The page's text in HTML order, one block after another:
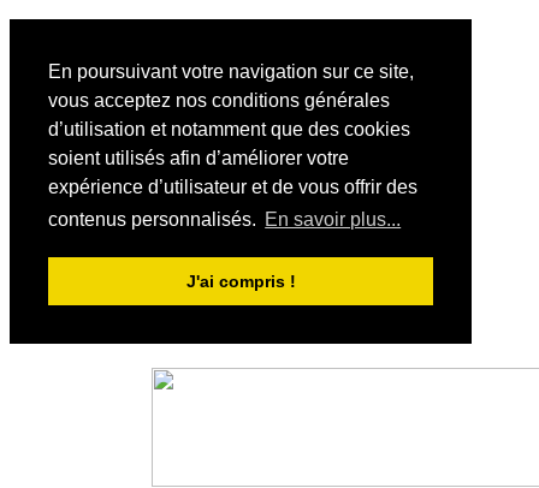
En poursuivant votre navigation sur ce site,
vous acceptez nos conditions générales
d’utilisation et notamment que des cookies
soient utilisés afin d’améliorer votre
expérience d’utilisateur et de vous offrir des
contenus personnalisés. En savoir plus...
J'ai compris !